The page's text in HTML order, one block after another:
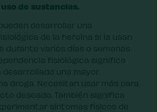
de sustancias.
desarrollar una
de la heroína si la usan
durante varios días o semanas
fisiológica significa
desarrollado una mayor
droga. Necesitan usar más para
deseado. También significa
síntomas físicos de